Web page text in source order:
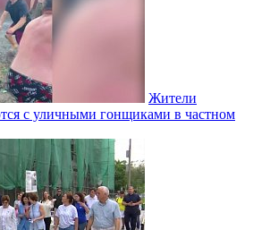
Жители
с уличными гонщиками в частном